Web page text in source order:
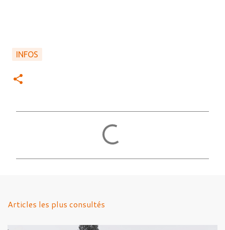
INFOS
Articles les plus consultés